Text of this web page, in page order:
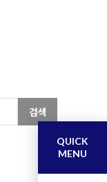
검색
QUICK
MENU